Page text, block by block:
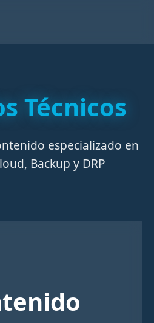
Técnicos
especializado en
Backup y DRP